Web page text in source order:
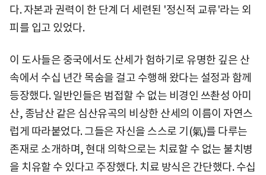
다. 자본과 권력이 한 단계 더 세련된 '정신적 교류'라는 외
피를 입고 있었다.
이 도사들은 중국에서도 산세가 험하기로 유명한 깊은 산
속에서 수십 년간 목숨을 걸고 수행해 왔다는 설정과 함께
등장했다. 일반인들은 범접할 수 없는 비경인 쓰촨성 아미
산, 종남산 같은 심산유곡의 비상한 산세의 이름이 자연스
럽게 따라붙었다. 그들은 자신을 스스로 기(氣)를 다루는
존재로 소개하며, 현대 의학으로는 치료할 수 없는 불치병
을 치유할 수 있다고 주장했다. 치료 방식은 간단했다. 수십